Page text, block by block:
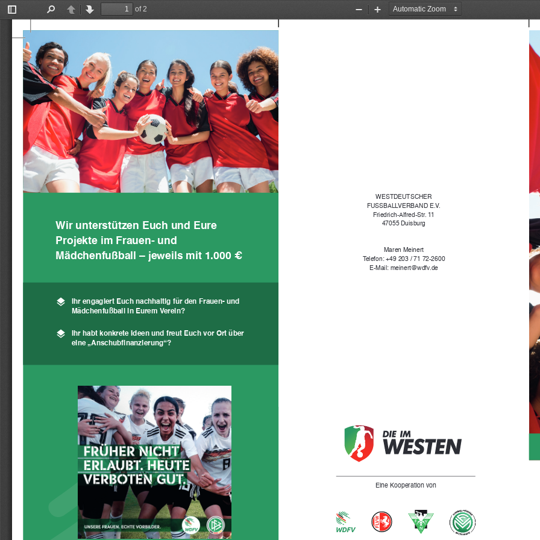
Toggle
PreviousNext
of 2
Zoom
Zoom
Wir unterstützen Euch und Eure
Projekte im Frauen- und
Mädchenfußball – jeweils mit 1.000 €
ȯ
Ihr engagiert Euch nachhaltig für den Frauen- und
Mädchenfußball in Eurem Verein?
ȯ
Ihr habt konkrete Ideen und freut Euch vor Ort über
eine „Anschubfi nanzierung“?
Wir helfen euch,
eure Ideen
umzusetzen!
Eine Kooperation von
WESTDEUTSCHER
FUSSBALLVERBAND E.V.
Friedrich-Alfred-Str. 11
47055 Duisburg
Maren Meinert
Telefon: +49 203 / 71 72-2600
E-Mail: meinert@wdfv.de